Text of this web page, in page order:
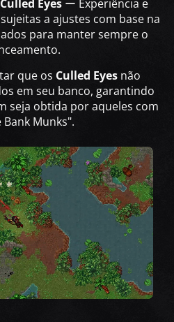
Culled Eyes ー Experiência e
a ajustes com base na
para manter sempre o
que os Culled Eyesnão
em seu banco, garantindo
seja obtida por aqueles com
Bank Munks".